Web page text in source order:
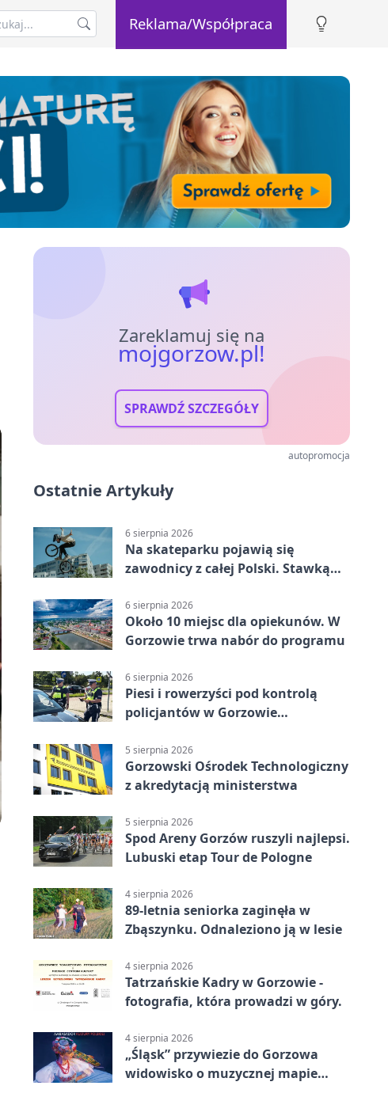
Reklama/Współpraca
Zareklamuj się na
mojgorzow.pl!
SPRAWDŹ SZCZEGÓŁY
autopromocja
Ostatnie Artykuły
6 sierpnia 2026
Na skateparku pojawią się
zawodnicy z całej Polski. Stawką
6 sierpnia 2026
Około 10 miejsc dla opiekunów. W
Gorzowie trwa nabór do programu
6 sierpnia 2026
Piesi i rowerzyści pod kontrolą
policjantów w Gorzowie
5 sierpnia 2026
Gorzowski Ośrodek Technologiczny
z akredytacją ministerstwa
5 sierpnia 2026
Spod Areny Gorzów ruszyli najlepsi.
Lubuski etap Tour de Pologne
4 sierpnia 2026
89-letnia seniorka zaginęła w
Zbąszynku. Odnaleziono ją w lesie
4 sierpnia 2026
Tatrzańskie Kadry w Gorzowie -
fotografia, która prowadzi w góry.
4 sierpnia 2026
„Śląsk” przywiezie do Gorzowa
widowisko o muzycznej mapie